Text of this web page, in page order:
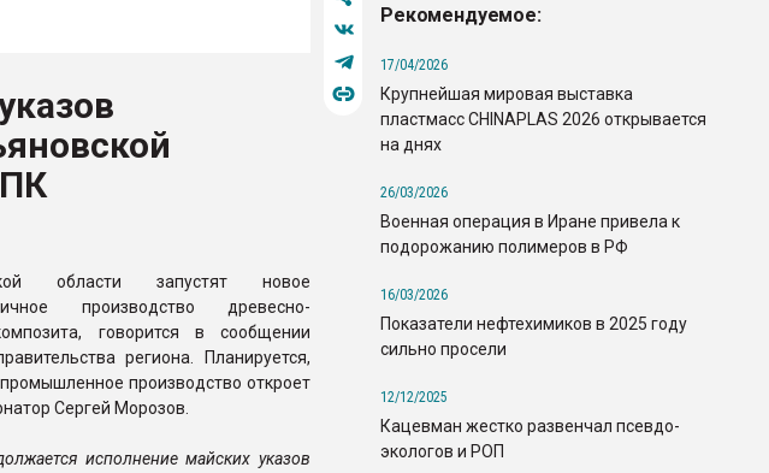
области запустят новое
производство древесно-
говорится в сообщении
региона. Планируется,
производство откроет
Сергей Морозов.
исполнение майских указов
Рекомендуемое:
17/04/2026
Крупнейшая мировая выставка
пластмасс CHINAPLAS 2026 открывается
на днях
26/03/2026
Военная операция в Иране привела к
подорожанию полимеров в РФ
16/03/2026
Показатели нефтехимиков в 2025 году
сильно просели
12/12/2025
Кацевман жестко развенчал псевдо-
экологов и РОП